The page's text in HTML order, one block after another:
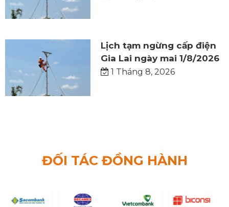
Lịch tạm ngừng cấp điện
Gia Lai ngày mai 1/8/2026
1 Tháng 8, 2026
ĐỐI TÁC ĐỒNG HÀNH